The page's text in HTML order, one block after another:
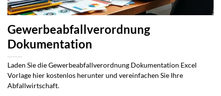
Gewerbeabfallverordnung
Dokumentation
Laden Sie die Gewerbeabfallverordnung Dokumentation Excel
Vorlage hier kostenlos herunter und vereinfachen Sie Ihre
Abfallwirtschaft.